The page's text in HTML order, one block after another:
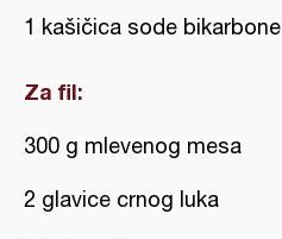
1 kašičica sode bikarbone
Za fil:
300 g mlevenog mesa
2 glavice crnog luka